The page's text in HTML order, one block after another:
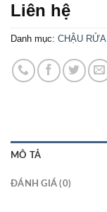
Liên hệ
Danh mục: CHẬU RỬA
MÔ TẢ
ĐÁNH GIÁ (0)